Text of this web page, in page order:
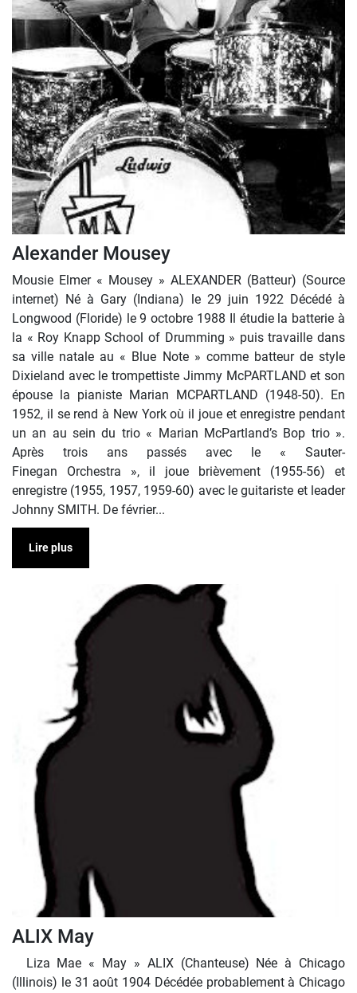
Alexander Mousey
Mousie Elmer « Mousey » ALEXANDER (Batteur) (Source
internet) Né à Gary (Indiana) le 29 juin 1922 Décédé à
Longwood (Floride) le 9 octobre 1988 Il étudie la batterie à
la « Roy Knapp School of Drumming » puis travaille dans
sa ville natale au « Blue Note » comme batteur de style
Dixieland avec le trompettiste Jimmy McPARTLAND et son
épouse la pianiste Marian MCPARTLAND (1948-50). En
1952, il se rend à New York où il joue et enregistre pendant
un an au sein du trio « Marian McPartland’s Bop trio ».
Après trois ans passés avec le « Sauter-
Finegan Orchestra », il joue brièvement (1955-56) et
enregistre (1955, 1957, 1959-60) avec le guitariste et leader
Johnny SMITH. De février...
Lire plus
ALIX May
Liza Mae « May » ALIX (Chanteuse) Née à Chicago
(Illinois) le 31 août 1904 Décédée probablement à Chicago